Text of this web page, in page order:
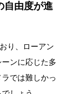
自由度が進
り、ローアン
ンに応じた多
では難しかっ